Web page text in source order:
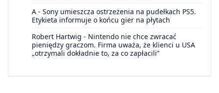
A - Sony umieszcza ostrzeżenia na pudełkach PS5.
Etykieta informuje o końcu gier na płytach
Robert Hartwig - Nintendo nie chce zwracać
pieniędzy graczom. Firma uważa, że klienci u USA
„otrzymali dokładnie to, za co zapłacili”